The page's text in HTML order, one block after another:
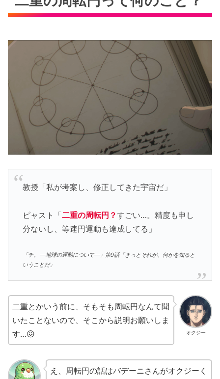
教授「私が考案し、修正してきた宇宙だ」
ピャスト「二重の周転円？すごい…。精度も申し
分ないし、等速円運動も達成してる」
「チ。 ―地球の運動について―」第9話「きっとそれが、何かを知ると
いうことだ」
オクジー
二重とかいう前に、そもそも周転円なんて聞
いたことないので、そこから説明お願いしま
す…😖
え、周転円の話はバデーニさんがオクジーく